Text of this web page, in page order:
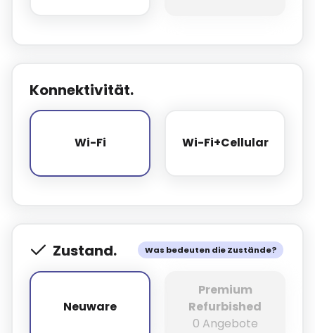
Konnektivität.
Wi-Fi
Wi-Fi Wi-Fi+Cellular
Wi-Fi+Cellular
Was bedeuten die Zustände?
Zustand.
Neuware
Neuware
Premium
Refurbished
0 Angebote